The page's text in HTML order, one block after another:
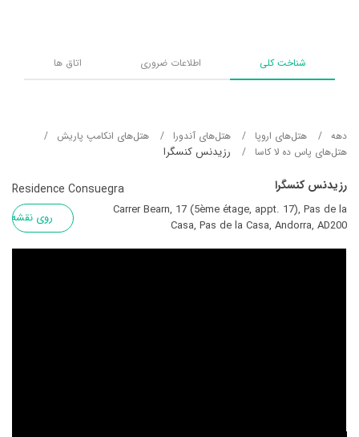
شناخت کلی اطلاعات ضروری اتاق ها
دهه هتل‌های اروپا هتل‌های آندورا
هتل‌های انکامپ پاریش
هتل‌های پاس ده لا کاسا
رزیدنس کنسگرا
رزیدنس کنسگرا Residence Consuegra
Carrer Bearn, 17 (5ème étage, appt. 17), Pas de la
Casa, Pas de la Casa, Andorra, AD200
روی نقشه